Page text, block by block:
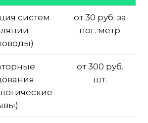
систем
от 30 руб. за
пог. метр
от 300 руб.
шт.